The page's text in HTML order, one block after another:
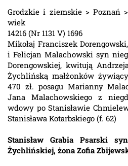
Grodzkie i ziemskie > Poznań
wiek
14216 (Nr 1131 V) 1696
Mikołaj Franciszek
i Felicjan Malachowski syn
Dorengowskiej, kwitują
Żychlińską małżonków
470 zł. posagu Marianny
Jana Malachowskiego z
wdowy po Stanisławie
Stanisława Kotarbskiego (f. 62)
Stanisław Grabia Psarski
Żychlińskiej, żona Zofia